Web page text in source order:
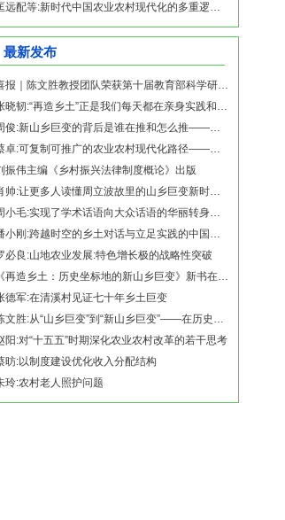
最新发布
喜报｜陈文胜教授团队荣获第十届教育部科学研究优秀成果奖（人文社会科学）
周俊:新山乡巨变的背后是谁在推和怎么推——《再造乡土:历史坐标地的新山乡巨变》新书发
蔡卓:可复制可推广的农业农村现代化路径——《再造乡土:历史坐标地的新山乡巨变》新书发
振伟主编《乡村振兴法律制度概论》出版
肖帅:让更多人读懂周立波故里的山乡巨变新时代故事——《再造乡土:历史坐标地的新山乡巨
周小毛:实现了学术话语向大众话语的华丽转身——《再造乡土:历史坐标地的新山乡巨变》新
必良:山地农业发展:特色增长极的战略性突破
《再造乡土：历史坐标地的新山乡巨变》新书在赫山清溪村首发
德军:在清溪村见证七十年乡土巨变
阳:对“十五五”时期深化农业农村改革的若干思考
昉:以制度建设优化收入分配结构
玲:农村老人照护问题